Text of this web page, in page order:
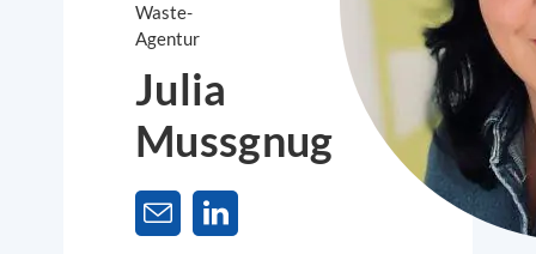
Waste-
Agentur
Julia
Mussgnug